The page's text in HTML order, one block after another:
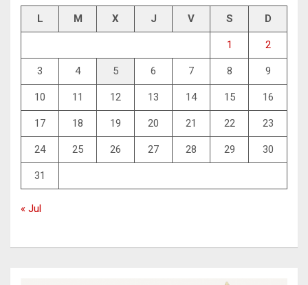
L M X J V S D
1 2
3 4 5 6 7 8 9
10 11 12 13 14 15 16
17 18 19 20 21 22 23
24 25 26 27 28 29 30
31
« Jul